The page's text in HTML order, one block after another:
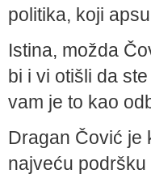
politika, koji
Istina, možda
bi i vi otišli da
vam je to kao
Dragan Čović je
najveću